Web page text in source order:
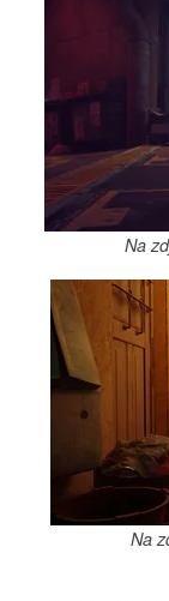
Na
Na